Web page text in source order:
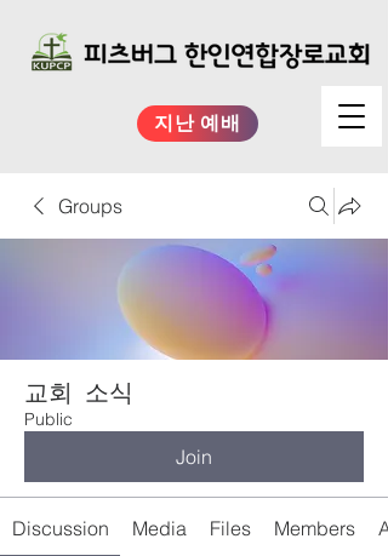
지난 예배
Groups
교회 소식
Public
Join
Discussion Media Files Members